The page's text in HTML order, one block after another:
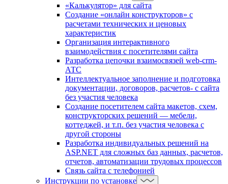
«Калькулятор» для сайта
Создание «онлайн конструкторов» с
расчетами технических и ценовых
характеристик
Организация интерактивного
взаимодействия с посетителями сайта
Разработка цепочки взаимосвязей web-crm-
АТС
Интеллектуальное заполнение и подготовка
документации, договоров, расчетов- с сайта
без участия человека
Создание посетителем сайта макетов, схем,
конструкторских решений — мебели,
коттеджей, и т.п. без участия человека с
другой стороны
Разработка индивидуальных решений на
ASP.NET для сложных баз данных, расчетов,
отчетов, автоматизации трудовых процессов
Связь сайта с телефонией
Инструкции по установке